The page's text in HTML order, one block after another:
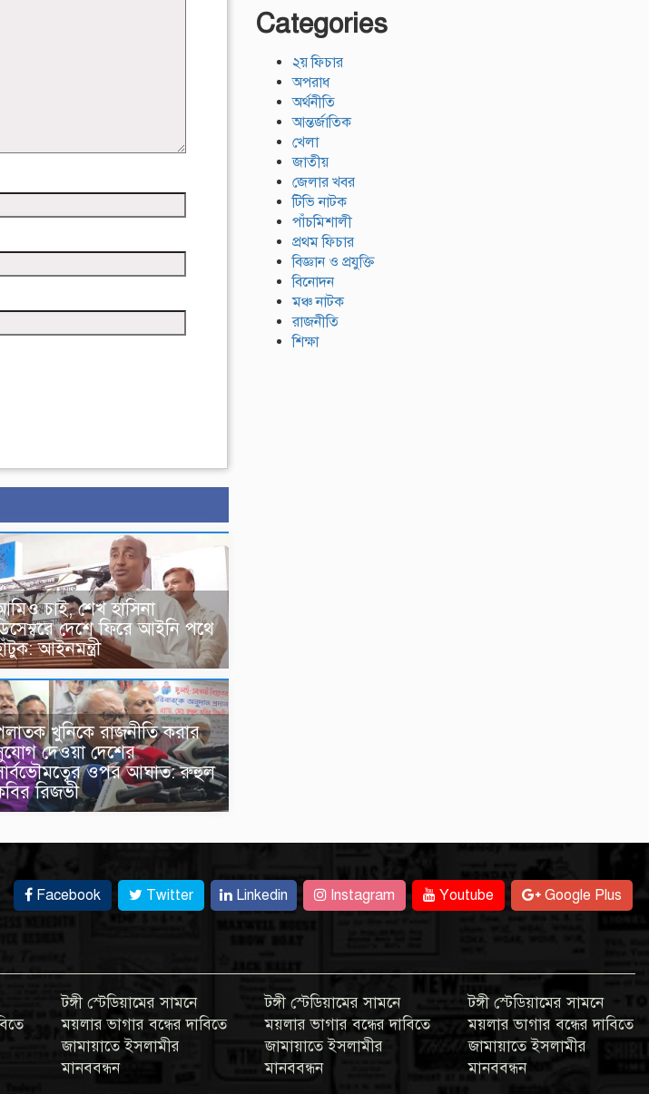
চাই, শেখ হাসিনা
দেশে ফিরে আইনি পথে
আইনমন্ত্রী
খুনিকে রাজনীতি করার
দেওয়া দেশের
ওপর আঘাত: রুহুল
রিজভী
Categories
২য় ফিচার
অপরাধ
অর্থনীতি
আন্তর্জাতিক
খেলা
জাতীয়
জেলার খবর
টিভি নাটক
পাঁচমিশালী
প্রথম ফিচার
বিজ্ঞান ও প্রযুক্তি
বিনোদন
মঞ্চ নাটক
রাজনীতি
শিক্ষা
Facebook Twitter Linkedin Instagram Youtube Google Plus
টঙ্গী স্টেডিয়ামের সামনে
ময়লার ভাগার বন্ধের দাবিতে
জামায়াতে ইসলামীর
মানববন্ধন
টঙ্গী স্টেডিয়ামের সামনে
ময়লার ভাগার বন্ধের দাবিতে
জামায়াতে ইসলামীর
মানববন্ধন
টঙ্গী স্টেডিয়ামের সামনে
ময়লার ভাগার বন্ধের দাবিতে
জামায়াতে ইসলামীর
মানববন্ধন